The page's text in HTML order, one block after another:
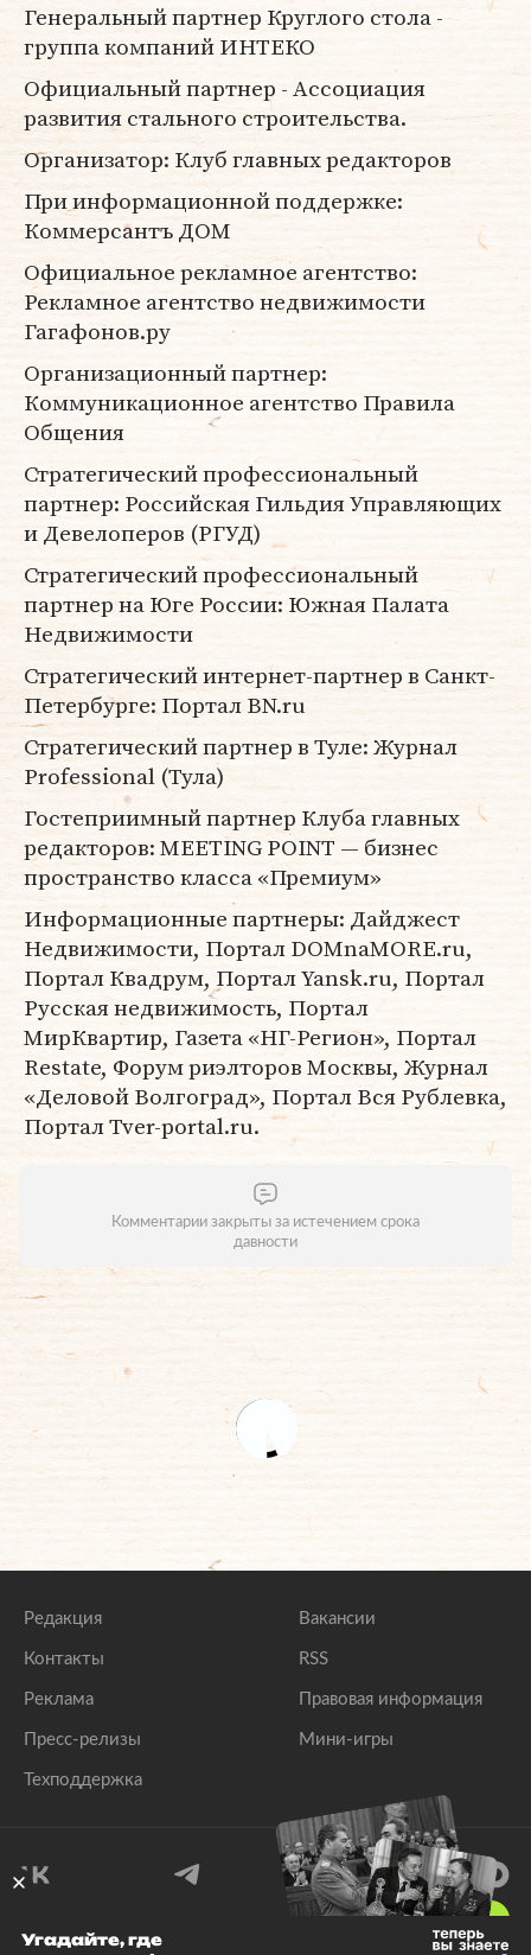
Генеральный партнер Круглого стола -
группа компаний ИНТЕКО
Официальный партнер - Ассоциация
развития стального строительства.
Организатор: Клуб главных редакторов
При информационной поддержке:
Коммерсантъ ДОМ
Официальное рекламное агентство:
Рекламное агентство недвижимости
Гагафонов.ру
Организационный партнер:
Коммуникационное агентство Правила
Общения
Стратегический профессиональный
партнер: Российская Гильдия Управляющих
и Девелоперов (РГУД)
Стратегический профессиональный
партнер на Юге России: Южная Палата
Недвижимости
Стратегический интернет-партнер в Санкт-
Петербурге: Портал BN.ru
Стратегический партнер в Туле: Журнал
Professional (Тула)
Гостеприимный партнер Клуба главных
редакторов: MEETING POINT — бизнес
пространство класса «Премиум»
Информационные партнеры: Дайджест
Недвижимости, Портал DOMnaMORE.ru,
Портал Квадрум, Портал Yansk.ru, Портал
Русская недвижимость, Портал
МирКвартир, Газета «НГ-Регион», Портал
Restate, Форум риэлторов Москвы, Журнал
«Деловой Волгоград», Портал Вся Рублевка,
Портал Tver-portal.ru.
Комментарии закрыты за истечением срока
давности
Редакция
Контакты
Реклама
Пресс-релизы
Техподдержка
Вакансии
RSS
Правовая информация
Мини-игры
Угадайте, где